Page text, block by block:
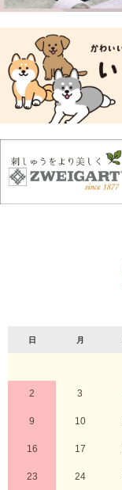
日 月
2 3
9 10
16 17
23 24